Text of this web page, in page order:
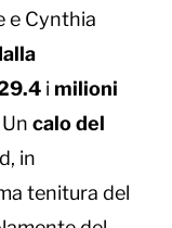
e Cynthia
i milioni
calo del
in
tenitura del